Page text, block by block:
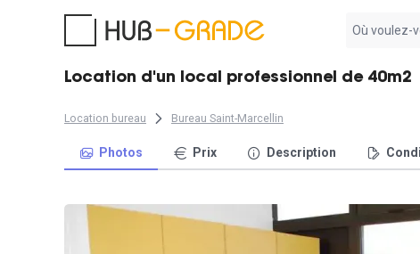
résultat
Location d'un local professionnel de 40m2
Location bureau Bureau Saint-Marcellin
Photos Prix Description